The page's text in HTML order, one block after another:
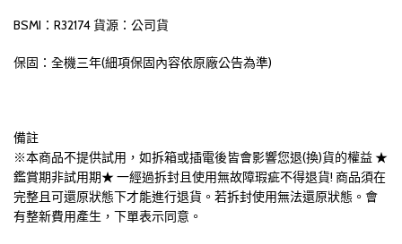
BSMI：R32174 貨源：公司貨
保固：全機三年(細項保固內容依原廠公告為準)
備註
※本商品不提供試用，如拆箱或插電後皆會影響您退(換)貨的權益 ★
鑑賞期非試用期★ 一經過拆封且使用無故障瑕疵不得退貨! 商品須在
完整且可還原狀態下才能進行退貨。若拆封使用無法還原狀態。會
有整新費用產生，下單表示同意。